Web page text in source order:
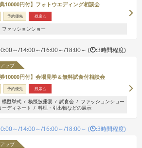
典10000円付】フォトウエディング相談会
予約優先 残席△
ファッションショー
～/14:00～/16:00～/18:00～ ( :3時間程度)
ップ
券10000円付】会場見学＆無料試食付相談会
予約優先 残席△
模擬挙式 模擬披露宴 試食会
ファッションショー
ーディネート
料理・引出物などの展示
～/14:00～/16:00～/18:00～ ( :3時間程度)
ップ